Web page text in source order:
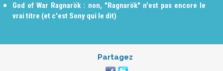
God of War Ragnarök : non, "Ragnarök" n'est pas encore le
vrai titre (et c'est Sony qui le dit)
Partagez